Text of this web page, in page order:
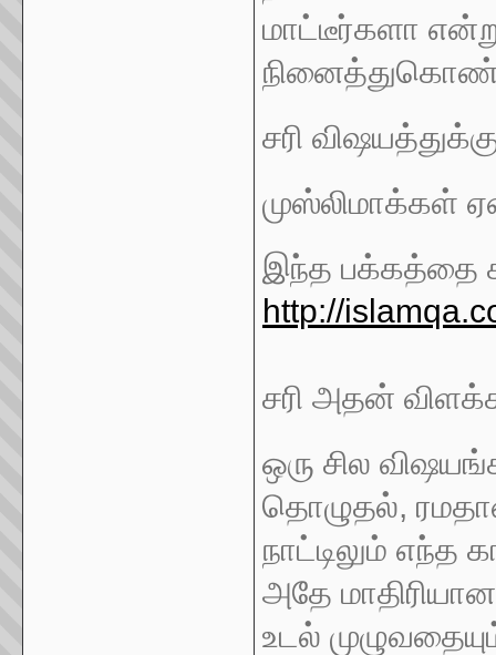
மாட்டீர்களா
சரி
முஸ்லிமாக்கள்
இந்த பக்கத்தை
http://
சரி அதன்
ஒரு சில
தொழுதல்,
நாட்டிலும் எந்த
அதே
உடல்